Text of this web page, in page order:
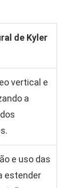
de Kyler
vertical e
a
e uso das
estender